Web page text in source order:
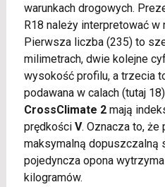
warunkach drogowych.
R18 należy interpretować w
Pierwsza liczba (235) to
milimetrach, dwie kolejne
wysokość profilu, a trzecia
podawana w calach (tutaj
CrossClimate 2mają
prędkości V. Oznacza to,
maksymalną
pojedyncza opona
kilogramów.